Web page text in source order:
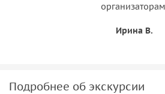
Ирина В.
Подробнее об экскурсии